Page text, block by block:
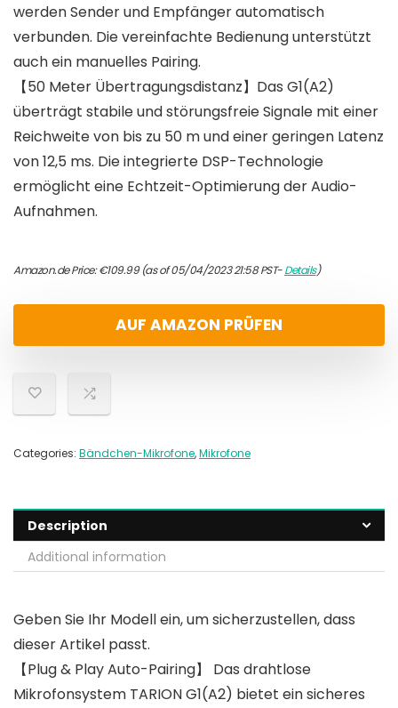
werden Sender und Empfänger automatisch
verbunden. Die vereinfachte Bedienung unterstützt
auch ein manuelles Pairing.
【50 Meter Übertragungsdistanz】Das G1(A2)
überträgt stabile und störungsfreie Signale mit einer
Reichweite von bis zu 50 m und einer geringen Latenz
von 12,5 ms. Die integrierte DSP-Technologie
ermöglicht eine Echtzeit-Optimierung der Audio-
Aufnahmen.
Amazon.de Price:€109.99(as of 05/04/2023 21:58 PST-Details)
AUF AMAZON PRÜFEN
Categories: Bändchen-Mikrofone,Mikrofone
Description
Additional information
Geben Sie Ihr Modell ein, um sicherzustellen, dass
dieser Artikel passt.
【Plug & Play Auto-Pairing】 Das drahtlose
Mikrofonsystem TARION G1(A2) bietet ein sicheres